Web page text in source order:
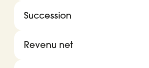
Succession
Revenu net